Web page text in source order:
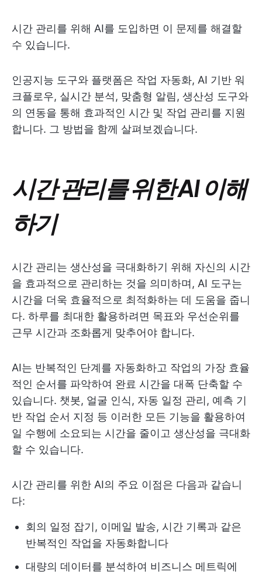
시간 관리를 위해 AI를 도입하면 이 문제를 해결할
수 있습니다.
인공지능 도구와 플랫폼은 작업 자동화, AI 기반 워
크플로우, 실시간 분석, 맞춤형 알림, 생산성 도구와
의 연동을 통해 효과적인 시간 및 작업 관리를 지원
합니다. 그 방법을 함께 살펴보겠습니다.
시간 관리를 위한 AI 이해
하기
시간 관리는 생산성을 극대화하기 위해 자신의 시간
을 효과적으로 관리하는 것을 의미하며, AI 도구는
시간을 더욱 효율적으로 최적화하는 데 도움을 줍니
다. 하루를 최대한 활용하려면 목표와 우선순위를
근무 시간과 조화롭게 맞추어야 합니다.
AI는 반복적인 단계를 자동화하고 작업의 가장 효율
적인 순서를 파악하여 완료 시간을 대폭 단축할 수
있습니다. 챗봇, 얼굴 인식, 자동 일정 관리, 예측 기
반 작업 순서 지정 등 이러한 모든 기능을 활용하여
일 수행에 소요되는 시간을 줄이고 생산성을 극대화
할 수 있습니다.
시간 관리를 위한 AI의 주요 이점은 다음과 같습니
다:
회의 일정 잡기, 이메일 발송, 시간 기록과 같은
반복적인 작업을 자동화합니다
대량의 데이터를 분석하여 비즈니스 메트릭에